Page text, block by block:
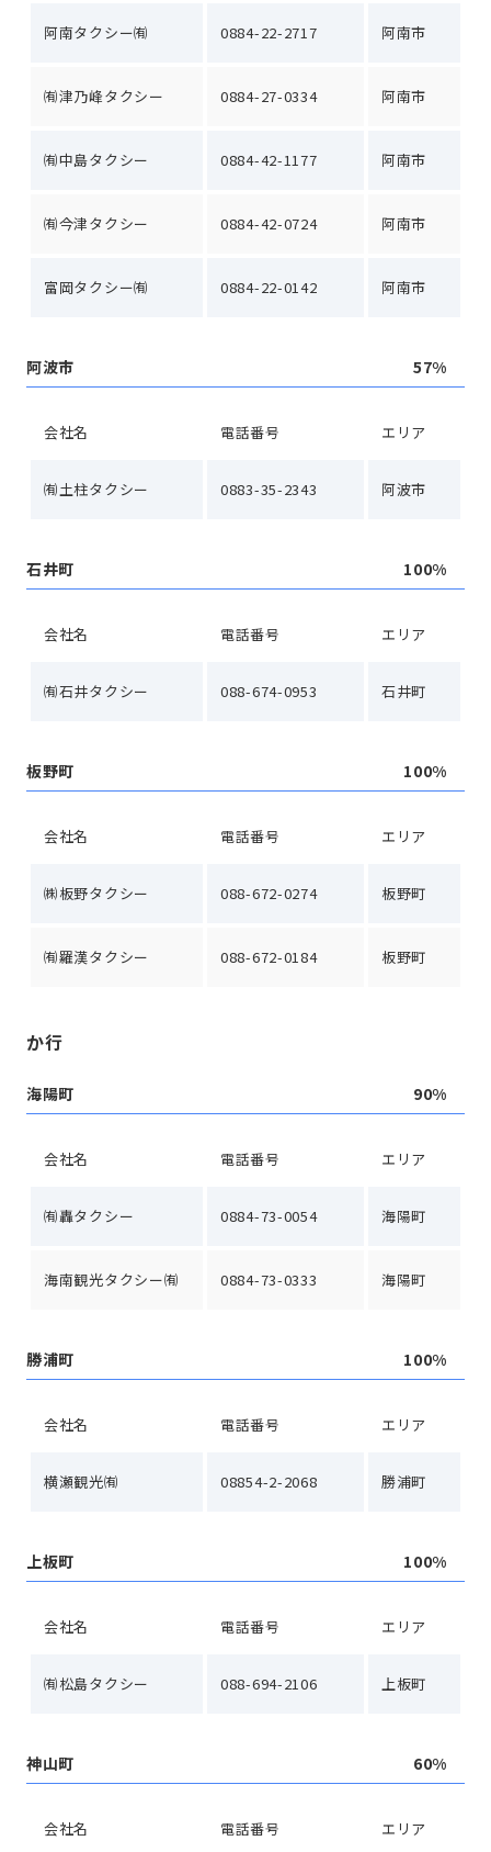
阿南タクシー㈲ 0884-22-2717 阿南市
㈲津乃峰タクシー 0884-27-0334 阿南市
㈲中島タクシー 0884-42-1177 阿南市
㈲今津タクシー 0884-42-0724 阿南市
富岡タクシー㈲ 0884-22-0142 阿南市
阿波市 57%
会社名 電話番号 エリア
㈲土柱タクシー 0883-35-2343 阿波市
石井町 100%
会社名 電話番号 エリア
㈲石井タクシー 088-674-0953 石井町
板野町 100%
会社名 電話番号 エリア
㈱板野タクシー 088-672-0274 板野町
㈲羅漢タクシー 088-672-0184 板野町
か行
海陽町 90%
会社名 電話番号 エリア
㈲轟タクシー 0884-73-0054 海陽町
海南観光タクシー㈲ 0884-73-0333 海陽町
勝浦町 100%
会社名 電話番号 エリア
横瀬観光㈲ 08854-2-2068 勝浦町
上板町 100%
会社名 電話番号 エリア
㈲松島タクシー 088-694-2106 上板町
神山町 60%
会社名 電話番号 エリア